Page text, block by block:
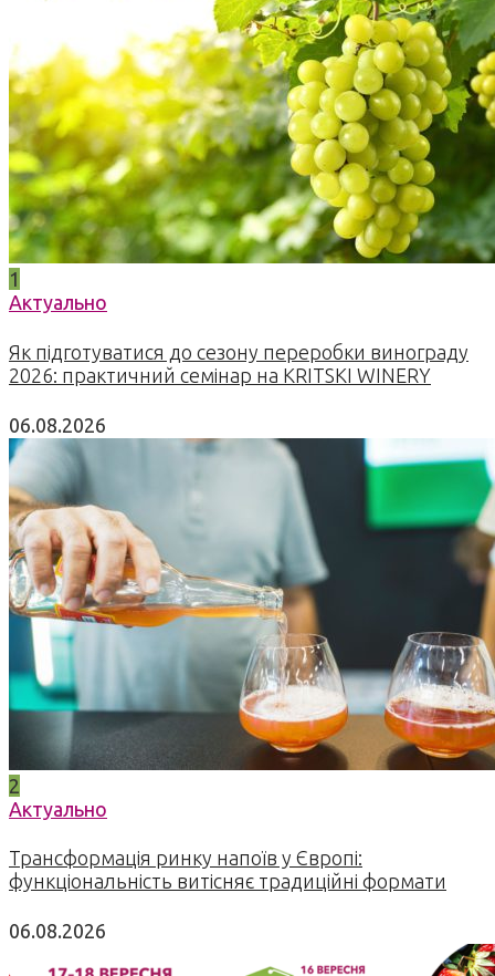
1
Актуально
Як підготуватися до сезону переробки винограду
2026: практичний семінар на KRITSKI WINERY
06.08.2026
2
Актуально
Трансформація ринку напоїв у Європі:
функціональність витісняє традиційні формати
06.08.2026